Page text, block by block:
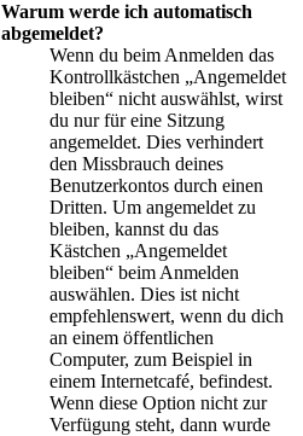
Warum werde ich automatisch
abgemeldet?
Wenn du beim Anmelden das
Kontrollkästchen „Angemeldet
bleiben“ nicht auswählst, wirst
du nur für eine Sitzung
angemeldet. Dies verhindert
den Missbrauch deines
Benutzerkontos durch einen
Dritten. Um angemeldet zu
bleiben, kannst du das
Kästchen „Angemeldet
bleiben“ beim Anmelden
auswählen. Dies ist nicht
empfehlenswert, wenn du dich
an einem öffentlichen
Computer, zum Beispiel in
einem Internetcafé, befindest.
Wenn diese Option nicht zur
Verfügung steht, dann wurde